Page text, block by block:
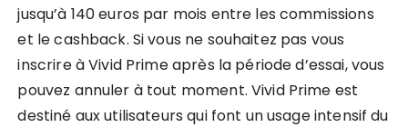
jusqu’à 140 euros par mois entre les commissions
et le cashback. Si vous ne souhaitez pas vous
inscrire à Vivid Prime après la période d’essai, vous
pouvez annuler à tout moment. Vivid Prime est
destiné aux utilisateurs qui font un usage intensif du